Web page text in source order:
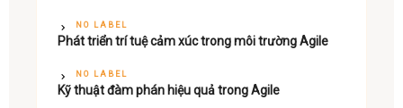
NO LABEL
Phát triển trí tuệ cảm xúc trong môi trường Agile
NO LABEL
Kỹ thuật đàm phán hiệu quả trong Agile